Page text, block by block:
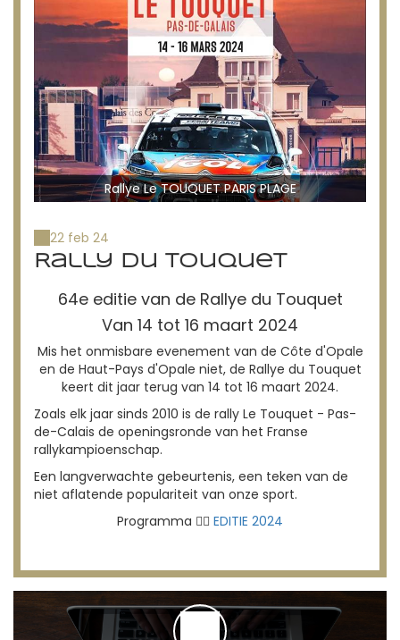
Rallye Le TOUQUET PARIS PLAGE
22 feb 24
Rally du Touquet
64e editie van de Rallye du Touquet
Van 14 tot 16 maart 2024
Mis het onmisbare evenement van de Côte d'Opale
en de Haut-Pays d'Opale niet, de Rallye du Touquet
keert dit jaar terug van 14 tot 16 maart 2024.
Zoals elk jaar sinds 2010 is de rally Le Touquet - Pas-
de-Calais de openingsronde van het Franse
rallykampioenschap.
Een langverwachte gebeurtenis, een teken van de
niet aflatende populariteit van onze sport.
Programma 👉🏻 EDITIE 2024